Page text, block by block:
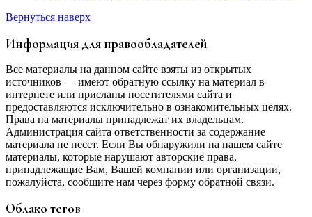
Вернуться наверх
Информация для правообладателей
Все материалы на данном сайте взяты из открытых
источников — имеют обратную ссылку на материал в
интернете или присланы посетителями сайта и
предоставляются исключительно в ознакомительных целях.
Права на материалы принадлежат их владельцам.
Администрация сайта ответственности за содержание
материала не несет. Если Вы обнаружили на нашем сайте
материалы, которые нарушают авторские права,
принадлежащие Вам, Вашей компании или организации,
пожалуйста, сообщите нам через форму обратной связи.
Облако тегов